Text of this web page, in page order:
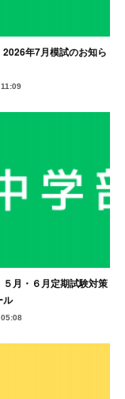
2026年7月模試のお知ら
５月・６月定期試験対策
ル